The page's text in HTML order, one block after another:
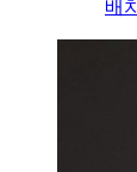
배치